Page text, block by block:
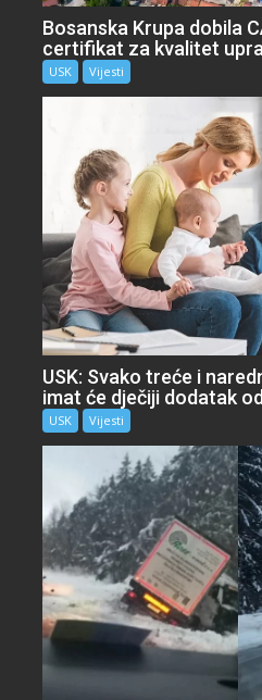
Bosanska Krupa dobila
certifikat za kvalitet
USK Vijesti
USK: Svako treće i
imat će dječiji dodatak
USK Vijesti